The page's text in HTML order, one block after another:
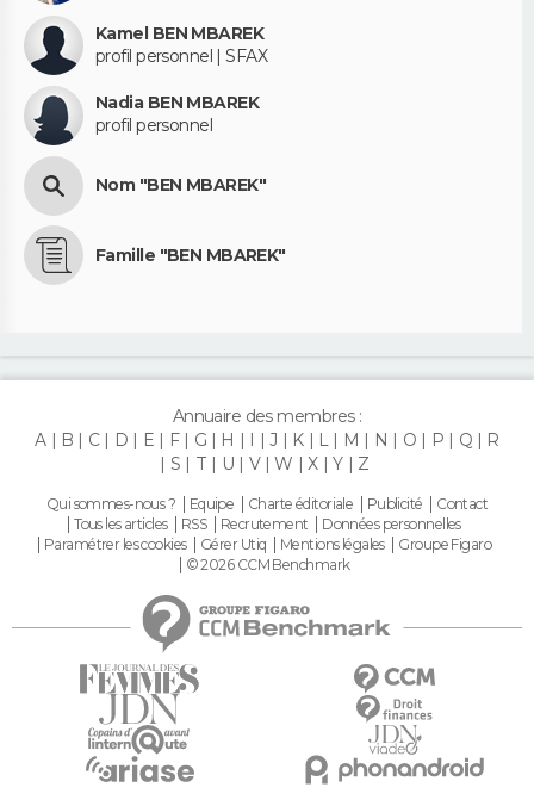
Kamel BEN MBAREK
profil personnel | SFAX
Nadia BEN MBAREK
profil personnel
Nom "BEN MBAREK"
Famille "BEN MBAREK"
Annuaire des membres :
A
B C D E F G H I J K L M N O P Q
R
S
T U V W X Y Z
Qui sommes-nous ? Equipe Charte éditoriale Publicité
Contact
Tous les articles
RSS Recrutement
Données personnelles
Paramétrer les cookies
Gérer Utiq Mentions légales
Groupe Figaro
© 2026 CCM Benchmark